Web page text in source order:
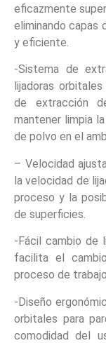
eficazmente
eliminando capas
y eficiente.
-Sistema de
lijadoras
de extracción
mantener limpia
de polvo en el
– Velocidad
la velocidad de
proceso y la
de superficies.
-Fácil cambio de
facilita el
proceso de
-Diseño
orbitales para
comodidad del